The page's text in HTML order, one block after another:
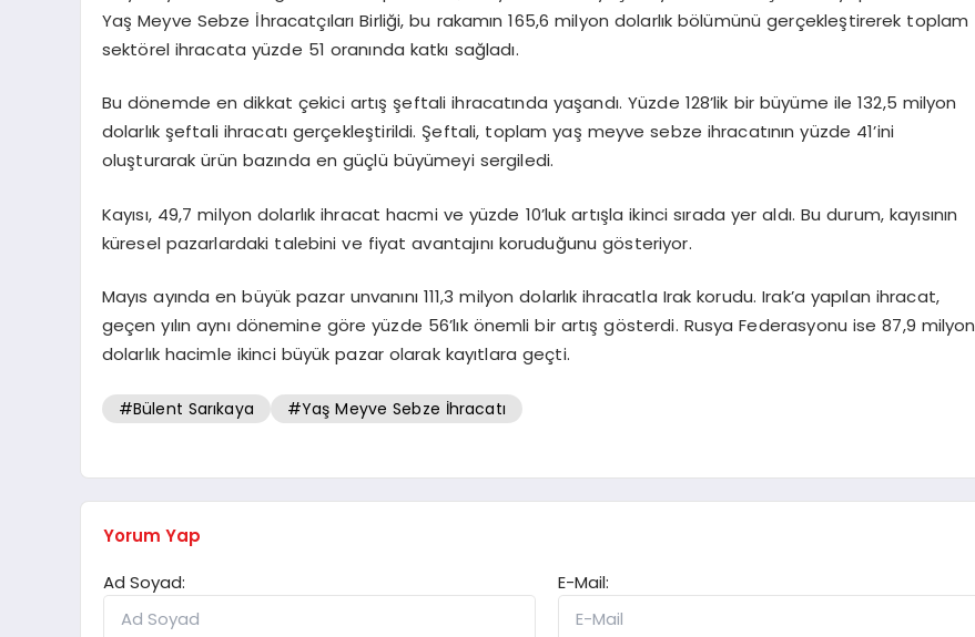
Yaş Meyve Sebze İhracatçıları Birliği, bu rakamın 165,6 milyon dolarlık bölümünü gerçekleştirerek toplam
sektörel ihracata yüzde 51 oranında katkı sağladı.
Bu dönemde en dikkat çekici artış şeftali ihracatında yaşandı. Yüzde 128’lik bir büyüme ile 132,5 milyon
dolarlık şeftali ihracatı gerçekleştirildi. Şeftali, toplam yaş meyve sebze ihracatının yüzde 41’ini
oluşturarak ürün bazında en güçlü büyümeyi sergiledi.
Kayısı, 49,7 milyon dolarlık ihracat hacmi ve yüzde 10’luk artışla ikinci sırada yer aldı. Bu durum, kayısının
küresel pazarlardaki talebini ve fiyat avantajını koruduğunu gösteriyor.
Mayıs ayında en büyük pazar unvanını 111,3 milyon dolarlık ihracatla Irak korudu. Irak’a yapılan ihracat,
geçen yılın aynı dönemine göre yüzde 56’lık önemli bir artış gösterdi. Rusya Federasyonu ise 87,9 milyon
dolarlık hacimle ikinci büyük pazar olarak kayıtlara geçti.
#Bülent Sarıkaya #Yaş Meyve Sebze İhracatı
Yorum Yap
Ad Soyad:
E-Mail: